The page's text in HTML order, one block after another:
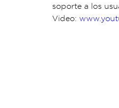
soporte a los
Video: